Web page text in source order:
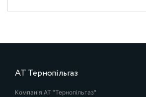
АТ Тернопільгаз
Компанія АТ "Тернопільгаз"